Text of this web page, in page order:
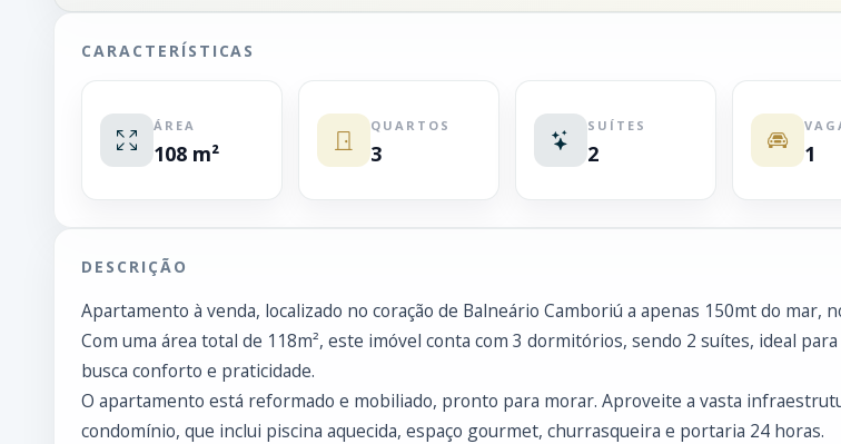
CARACTERÍSTICAS
ÁREA
108 m²
QUARTOS
3
SUÍTES
2 1
DESCRIÇÃO
Apartamento à venda, localizado no coração de Balneário Camboriú a apenas 150mt do mar,
Com uma área total de 118m², este imóvel conta com 3 dormitórios, sendo 2 suítes, ideal
busca conforto e praticidade.
O apartamento está reformado e mobiliado, pronto para morar. Aproveite a vasta
condomínio, que inclui piscina aquecida, espaço gourmet, churrasqueira e portaria 24 horas.